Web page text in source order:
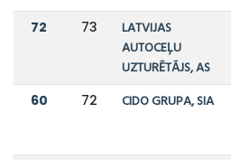
72 73
LATVIJAS
AUTOCEĻU
UZTURĒTĀJS, AS
60 72 CIDO GRUPA, SIA